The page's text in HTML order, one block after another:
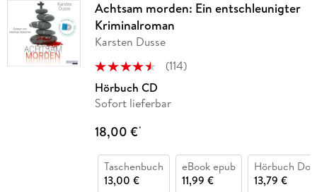
Achtsam morden: Ein entschleunigter
Kriminalroman
Karsten Dusse
(114)
Hörbuch CD
Sofort lieferbar
18,00 €*
Taschenbuch
13,00 €
eBook epub
11,99 €
Hörbuch
13,79 €